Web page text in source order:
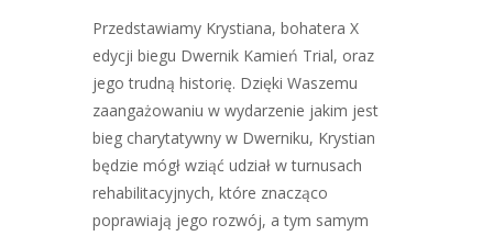
Przedstawiamy Krystiana, bohatera X
edycji biegu Dwernik Kamień Trial, oraz
jego trudną historię. Dzięki Waszemu
zaangażowaniu w wydarzenie jakim jest
bieg charytatywny w Dwerniku, Krystian
będzie mógł wziąć udział w turnusach
rehabilitacyjnych, które znacząco
poprawiają jego rozwój, a tym samym